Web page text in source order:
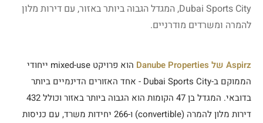
Dubai Sports City, המגדל הגבוה ביותר באזור, עם דירות מלון
להמרה ומשרדים מודרניים.
Aspirz של Danube Properties
הוא פרויקט mixed-use ייחודי
הממוקם ב-Dubai Sports City - אחד האזורים הדינמיים ביותר
בדובאי. המגדל בן 47 הקומות הוא הגבוה ביותר באזור וכולל 432
דירות מלון להמרה (convertible) ו-266 יחידות משרד, עם כניסות